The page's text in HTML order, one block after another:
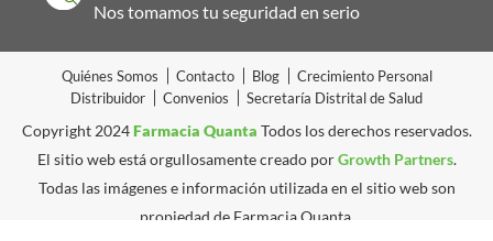
Nos tomamos tu seguridad en serio
Quiénes Somos Contacto Blog
Crecimiento Personal
Distribuidor
Convenios Secretaría Distrital de Salud
Copyright 2024Farmacia Quanta Todos los derechos reservados.
El sitio web está orgullosamente creado porGrowth Partners.
Todas las imágenes e información utilizada en el sitio web son
propiedad de Farmacia Quanta.